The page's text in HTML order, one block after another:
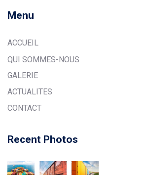
Menu
ACCUEIL
QUI SOMMES-NOUS
GALERIE
ACTUALITES
CONTACT
Recent Photos